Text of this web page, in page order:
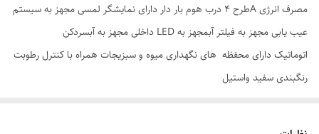
محفظه نگهدارنده میوه و سبزیجات
مصر ف انرژی A کم مصرف واقتصادی
قابلیت کنترل
مصرف انرژی Aطرح 4 درب هوم بار دار دارای نمایشگر لمسی مجهز به سیستم
عیب یابی مجهز به فیلتر آبمجهز به LED داخلی مجهز به آبسردکن
اتوماتیک دارای محفظه های نگهداری میوه و سبزیجات همراه با کنترل رطوبت
رنگبندی سفید واستیل